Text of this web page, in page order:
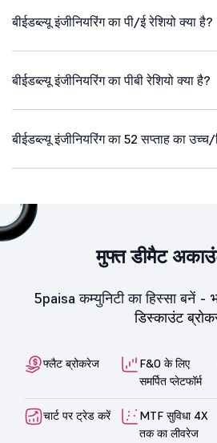
बीईडब्ल्यू इंजीनियरिंग का पी/ई रेशियो क्या है?
बीईडब्ल्यू इंजीनियरिंग का पीबी रेशियो क्या है?
बीईडब्ल्यू इंजीनियरिंग का 52 सप्ताह का उच्च/
मुफ्त डीमैट
5paisa कम्युनिटी का हिस्सा बनें -
डिस्काउंट
फ्लैट ब्रोकरेज
F&O के लिए
समर्पित प्लेटफॉर्म
चार्ट पर ट्रेड करें
MTF सुविधा 4X
तक का लीवरेज